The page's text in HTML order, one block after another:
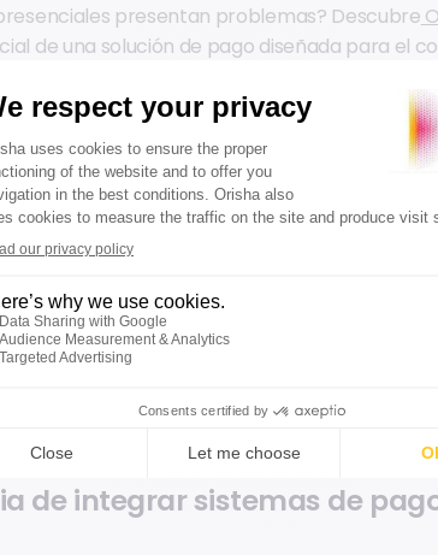
presentan problemas? Descubre
de una solución de pago diseñada para el
de sistemas de pago →
de integrar sistemas de